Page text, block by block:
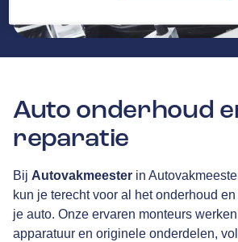
Auto onderhoud
reparatie
Bij Autovakmeester in
kun je terecht voor al het onderhoud
je auto. Onze ervaren monteurs
apparatuur en originele onderdelen,